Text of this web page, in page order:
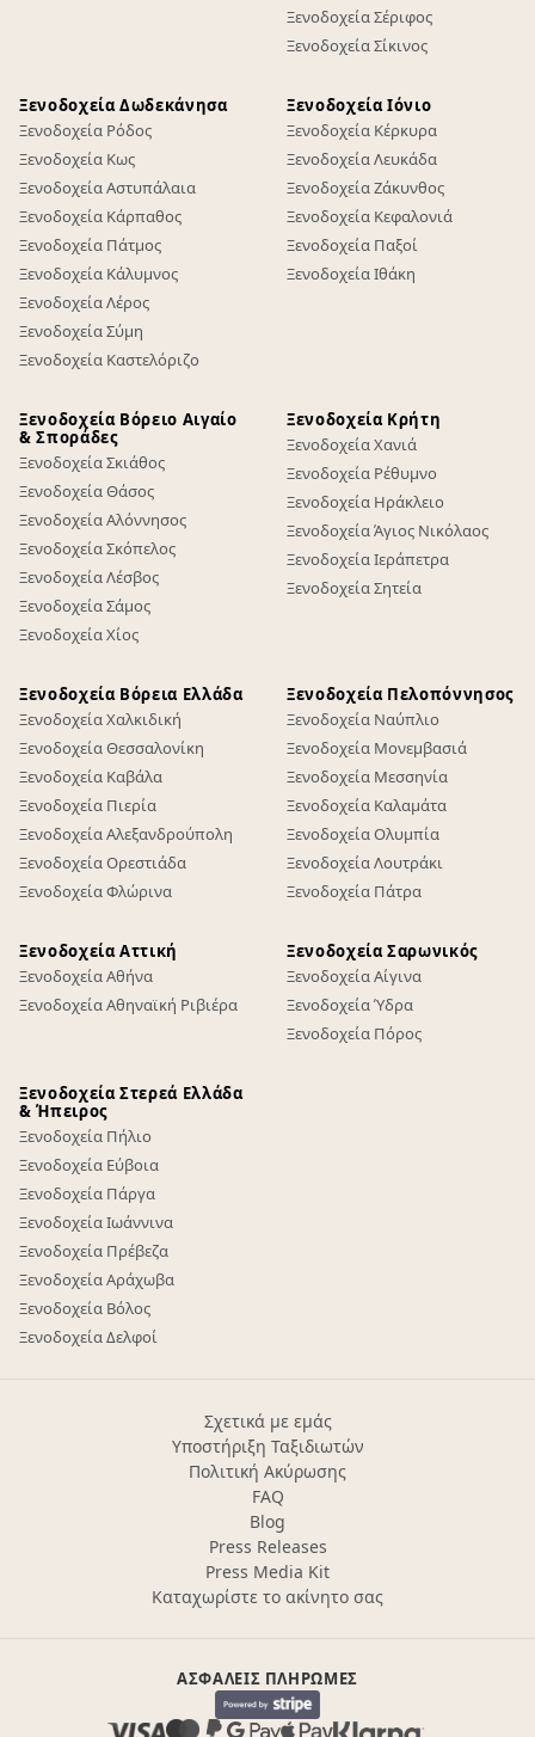
Ξενοδοχεία Σέριφος
Ξενοδοχεία Σίκινος
Ξενοδοχεία Δωδεκάνησα
Ξενοδοχεία Ρόδος
Ξενοδοχεία Κως
Ξενοδοχεία Αστυπάλαια
Ξενοδοχεία Κάρπαθος
Ξενοδοχεία Πάτμος
Ξενοδοχεία Κάλυμνος
Ξενοδοχεία Λέρος
Ξενοδοχεία Σύμη
Ξενοδοχεία Καστελόριζο
Ξενοδοχεία Ιόνιο
Ξενοδοχεία Κέρκυρα
Ξενοδοχεία Λευκάδα
Ξενοδοχεία Ζάκυνθος
Ξενοδοχεία Κεφαλονιά
Ξενοδοχεία Παξοί
Ξενοδοχεία Ιθάκη
Ξενοδοχεία Βόρειο Αιγαίο
& Σποράδες
Ξενοδοχεία Σκιάθος
Ξενοδοχεία Θάσος
Ξενοδοχεία Αλόννησος
Ξενοδοχεία Σκόπελος
Ξενοδοχεία Λέσβος
Ξενοδοχεία Σάμος
Ξενοδοχεία Χίος
Ξενοδοχεία Κρήτη
Ξενοδοχεία Χανιά
Ξενοδοχεία Ρέθυμνο
Ξενοδοχεία Ηράκλειο
Ξενοδοχεία Άγιος Νικόλαος
Ξενοδοχεία Ιεράπετρα
Ξενοδοχεία Σητεία
Ξενοδοχεία Βόρεια Ελλάδα
Ξενοδοχεία Χαλκιδική
Ξενοδοχεία Θεσσαλονίκη
Ξενοδοχεία Καβάλα
Ξενοδοχεία Πιερία
Ξενοδοχεία Αλεξανδρούπολη
Ξενοδοχεία Ορεστιάδα
Ξενοδοχεία Φλώρινα
Ξενοδοχεία Πελοπόννησος
Ξενοδοχεία Ναύπλιο
Ξενοδοχεία Μονεμβασιά
Ξενοδοχεία Μεσσηνία
Ξενοδοχεία Καλαμάτα
Ξενοδοχεία Ολυμπία
Ξενοδοχεία Λουτράκι
Ξενοδοχεία Πάτρα
Ξενοδοχεία Αττική
Ξενοδοχεία Αθήνα
Ξενοδοχεία Αθηναϊκή Ριβιέρα
Ξενοδοχεία Σαρωνικός
Ξενοδοχεία Αίγινα
Ξενοδοχεία Ύδρα
Ξενοδοχεία Πόρος
Ξενοδοχεία Στερεά Ελλάδα
& Ήπειρος
Ξενοδοχεία Πήλιο
Ξενοδοχεία Εύβοια
Ξενοδοχεία Πάργα
Ξενοδοχεία Ιωάννινα
Ξενοδοχεία Πρέβεζα
Ξενοδοχεία Αράχωβα
Ξενοδοχεία Βόλος
Ξενοδοχεία Δελφοί
Σχετικά με εμάς
Υποστήριξη Ταξιδιωτών
Πολιτική Ακύρωσης
FAQ
Blog
Press Releases
Press Media Kit
Καταχωρίστε το ακίνητο σας
ΑΣΦΑΛΕΊΣ ΠΛΗΡΩΜΈΣ